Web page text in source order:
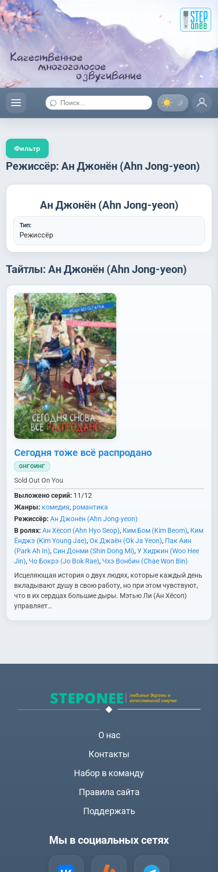
⌕
Режиссёр: Ан Джонён (Ahn Jong-yeon)
Ан Джонён (Ahn Jong-yeon)
Тип:
Режиссёр
Тайтлы: Ан Джонён (Ahn Jong-yeon)
Сегодня тоже всё распродано
ОНГОИНГ
Sold Out On You
Выложено серий: 11/12
Жанры: комедия, романтика
Режиссёр: Ан Джонён (Ahn Jong-yeon)
В ролях: Ан Хёсоп (Ahn Hyo Seop), Ким Бом (Kim Beom), Ким
Ёнджэ (Kim Young Jae), Ок Джаён (Ok Ja Yeon), Пак Аин
(Park Ah In), Син Донми (Shin Dong Mi), У Хиджин (Woo Hee
Jin), Чо Бокрэ (Jo Bok Rae), Чхэ Вонбин (Chae Won Bin)
Исцеляющая история о двух людях, которые каждый день
вкладывают душу в свою работу, но при этом чувствуют,
что в их сердцах большие дыры. Мэтью Ли (Ан Хёcоп)
управляет…
Фильтр
О нас
Контакты
Набор в команду
Правила сайта
Поддержать
Мы в социальных сетях